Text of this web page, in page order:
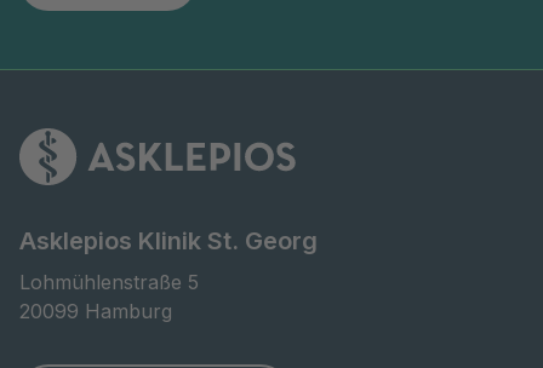
Asklepios Klinik St. Georg
Lohmühlenstraße 5
20099 Hamburg